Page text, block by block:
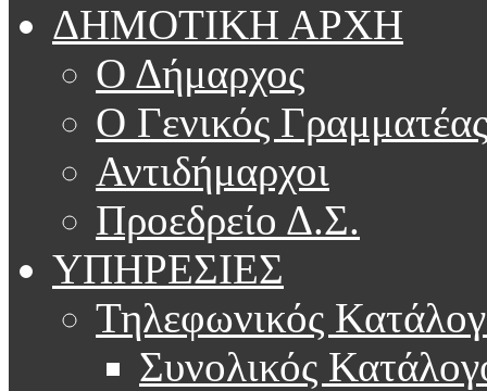
ΔΗΜΟΤΙΚΗ ΑΡΧΗ
Ο Δήμαρχος
Ο Γενικός Γραμματέας
Αντιδήμαρχοι
Προεδρείο Δ.Σ.
ΥΠΗΡΕΣΙΕΣ
Τηλεφωνικός
Συνολικός